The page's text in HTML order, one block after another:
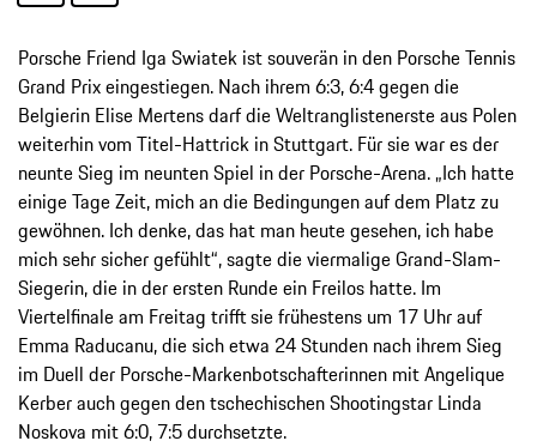
Porsche Friend Iga Swiatek ist souverän in den Porsche Tennis
Grand Prix eingestiegen. Nach ihrem 6:3, 6:4 gegen die
Belgierin Elise Mertens darf die Weltranglistenerste aus Polen
weiterhin vom Titel-Hattrick in Stuttgart. Für sie war es der
neunte Sieg im neunten Spiel in der Porsche-Arena. „Ich hatte
einige Tage Zeit, mich an die Bedingungen auf dem Platz zu
gewöhnen. Ich denke, das hat man heute gesehen, ich habe
mich sehr sicher gefühlt“, sagte die viermalige Grand-Slam-
Siegerin, die in der ersten Runde ein Freilos hatte. Im
Viertelfinale am Freitag trifft sie frühestens um 17 Uhr auf
Emma Raducanu, die sich etwa 24 Stunden nach ihrem Sieg
im Duell der Porsche-Markenbotschafterinnen mit Angelique
Kerber auch gegen den tschechischen Shootingstar Linda
Noskova mit 6:0, 7:5 durchsetzte.